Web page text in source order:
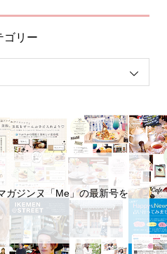
ゴリー
ガジンヌ「Me」の最新号を